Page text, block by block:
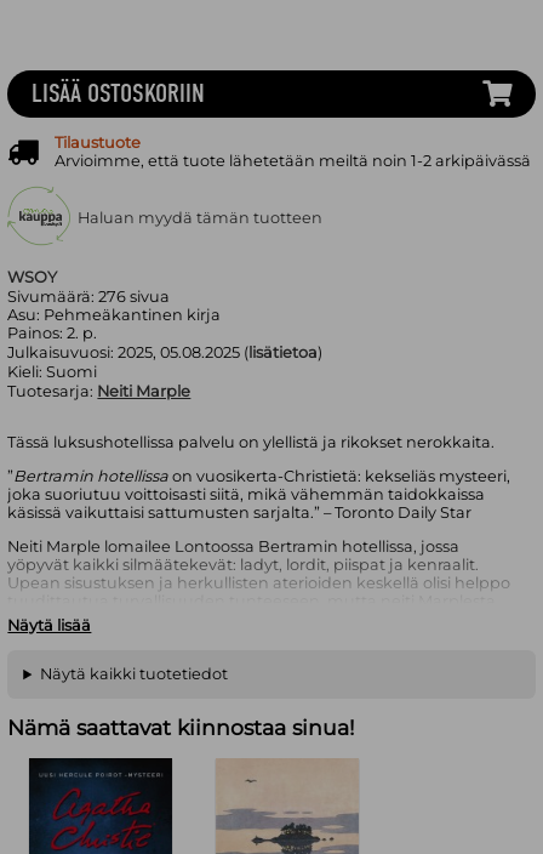
WSOY
Sivumäärä:276 sivua
Asu: Pehmeäkantinen kirja
Painos:2. p.
Julkaisuvuosi:2025, 05.08.2025 ( lisätietoa)
Kieli:Suomi
Tuotesarja: Neiti Marple
Tässä luksushotellissa palvelu on ylellistä ja rikokset nerokkaita.
”Bertramin hotellissa on vuosikerta-Christietä: kekseliäs mysteeri,
joka suoriutuu voittoisasti siitä, mikä vähemmän taidokkaissa
käsissä vaikuttaisi sattumusten sarjalta.” – Toronto Daily Star
Neiti Marple lomailee Lontoossa Bertramin hotellissa, jossa
yöpyvät kaikki silmäätekevät: ladyt, lordit, piispat ja kenraalit.
Upean sisustuksen ja herkullisten aterioiden keskellä olisi helppo
kaikki on liian täydellistä ollakseen totta. Kun hotellivieras katoaa,
viereisellä kadulla tapahtuu murha ja suuri junaryöstö tuntuu
Agatha Christie (1890–1976) on englantilaisen dekkarin
novelleja, näytelmiä ja kuunnelmia. Hänen teoksiaan on
kappaletta.
Näytä lisää
LISÄÄ OSTOSKORIIN
Tilaustuote
Arvioimme, että tuote lähetetään meiltä noin 1-2 arkipäivässä
Haluan myydä tämän tuotteen
Näytä kaikki tuotetiedot
Nämä saattavat kiinnostaa sinua!